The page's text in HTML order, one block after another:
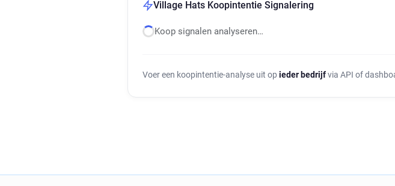
Village Hats Koopintentie Signalering
Koop signalen analyseren…
Voer een koopintentie-analyse uit op ieder bedrijfvia API of